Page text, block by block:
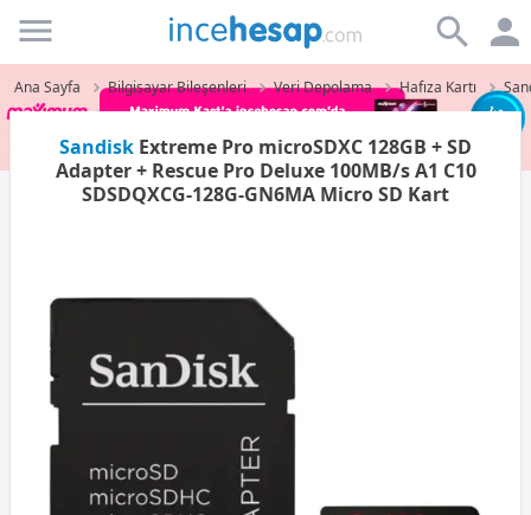
Incehesap
Ana Sayfa Bilgisayar Bileşenleri Veri Depolama Hafıza Kartı
Sandisk Extreme Pro microSDXC 128GB + SD
Adapter + Rescue Pro Deluxe 100MB/s A1 C10
SDSDQXCG-128G-GN6MA Micro SD Kart